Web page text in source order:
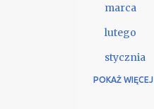
marca
lutego
stycznia
2025
POKAŻ WIĘCEJ